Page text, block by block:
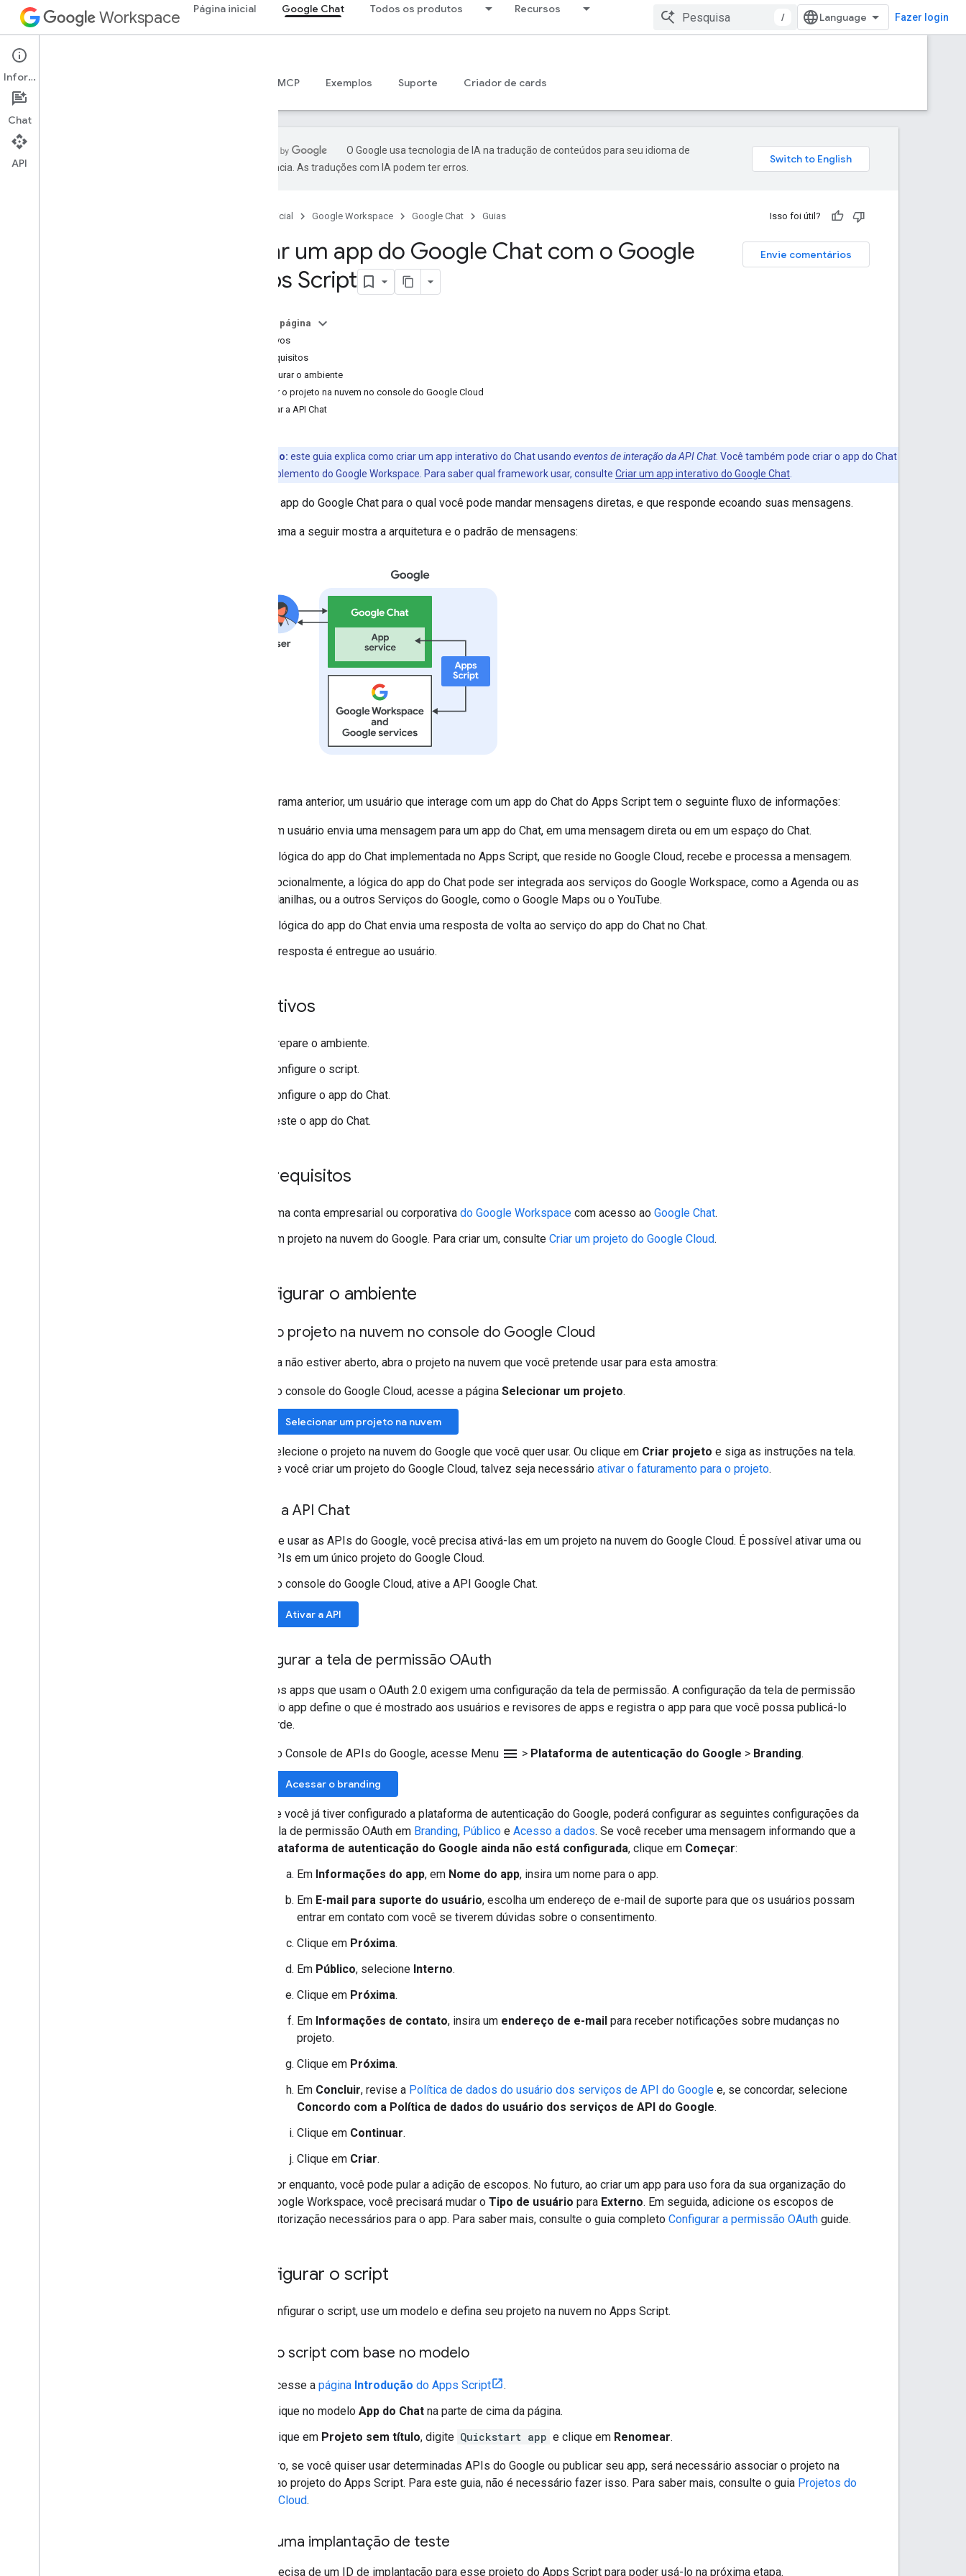
Workspace Página inicial Google Chat Todos os produtos Recursos
/ Fazer login
Google Chat
Visão geral Servidor MCP Exemplos Suporte Criador de cards
O Google usa tecnologia de IA na tradução de conteúdos para seu idioma de
preferência. As traduções com IA podem ter erros.
Página inicial Google Workspace Google Chat Guias Isso foi útil?
Envie comentários
Criar um app do Google Chat com o Google
Apps Script
Nesta página
Objetivos
Pré-requisitos
Configurar o ambiente
Abrir o projeto na nuvem no console do Google Cloud
Ativar a API Chat
Observação: este guia explica como criar um app interativo do Chat usando eventos de interação da API Chat. Você também pode criar o app do Chat
como um complemento do Google Workspace. Para saber qual framework usar, consulte Criar um app interativo do Google Chat
Crie um app do Google Chat para o qual você pode mandar mensagens diretas, e que responde ecoando suas mensagens.
O diagrama a seguir mostra a arquitetura e o padrão de mensagens:
No diagrama anterior, um usuário que interage com um app do Chat do Apps Script tem o seguinte fluxo de informações:
Um usuário envia uma mensagem para um app do Chat, em uma mensagem direta ou em um espaço do Chat.
A lógica do app do Chat implementada no Apps Script, que reside no Google Cloud, recebe e processa a mensagem.
Opcionalmente, a lógica do app do Chat pode ser integrada aos serviços do Google Workspace, como a Agenda ou as
Planilhas, ou a outros Serviços do Google, como o Google Maps ou o YouTube.
A lógica do app do Chat envia uma resposta de volta ao serviço do app do Chat no Chat.
A resposta é entregue ao usuário.
Objetivos
Prepare o ambiente.
Configure o script.
Configure o app do Chat.
Teste o app do Chat.
Pré-requisitos
Uma conta empresarial ou corporativa do Google Workspace com acesso ao Google Chat.
Um projeto na nuvem do Google. Para criar um, consulte Criar um projeto do Google Cloud.
Configurar o ambiente
Abrir o projeto na nuvem no console do Google Cloud
Se ainda não estiver aberto, abra o projeto na nuvem que você pretende usar para esta amostra:
No console do Google Cloud, acesse a página Selecionar um projeto.
Selecionar um projeto na nuvem
Selecione o projeto na nuvem do Google que você quer usar. Ou clique em Criar projeto e siga as instruções na tela.
Se você criar um projeto do Google Cloud, talvez seja necessário ativar o faturamento para o projeto.
Ativar a API Chat
Antes de usar as APIs do Google, você precisa ativá-las em um projeto na nuvem do Google Cloud. É possível ativar uma ou
mais APIs em um único projeto do Google Cloud.
No console do Google Cloud, ative a API Google Chat.
Ativar a API
Configurar a tela de permissão OAuth
Todos os apps que usam o OAuth 2.0 exigem uma configuração da tela de permissão. A configuração da tela de permissão
OAuth do app define o que é mostrado aos usuários e revisores de apps e registra o app para que você possa publicá-lo
mais tarde.
No Console de APIs do Google, acesse Menu menu > Plataforma de autenticação do Google > Branding.
Acessar o branding
Se você já tiver configurado a plataforma de autenticação do Google, poderá configurar as seguintes configurações da
tela de permissão OAuth em Branding, Público e Acesso a dados. Se você receber uma mensagem informando que a
plataforma de autenticação do Google ainda não está configurada, clique em Começar:
Em Informações do app, em Nome do app, insira um nome para o app.
Em E-mail para suporte do usuário, escolha um endereço de e-mail de suporte para que os usuários possam
entrar em contato com você se tiverem dúvidas sobre o consentimento.
Clique em Próxima.
Em Público, selecione Interno.
Clique em Próxima.
Em Informações de contato, insira um endereço de e-mail para receber notificações sobre mudanças no
projeto.
Clique em Próxima.
Em Concluir, revise a Política de dados do usuário dos serviços de API do Google e, se concordar, selecione
Concordo com a Política de dados do usuário dos serviços de API do Google.
Clique em Continuar.
Clique em Criar.
Por enquanto, você pode pular a adição de escopos. No futuro, ao criar um app para uso fora da sua organização do
Google Workspace, você precisará mudar o Tipo de usuário para Externo. Em seguida, adicione os escopos de
autorização necessários para o app. Para saber mais, consulte o guia completo Configurar a permissão OAuth guide.
Configurar o script
Para configurar o script, use um modelo e defina seu projeto na nuvem no Apps Script.
Criar o script com base no modelo
Acesse a página Introdução do Apps Script
.
Clique no modelo App do Chat na parte de cima da página.
Clique em Projeto sem título, digite Quickstart app e clique em Renomear.
No futuro, se você quiser usar determinadas APIs do Google ou publicar seu app, será necessário associar o projeto na
nuvem ao projeto do Apps Script. Para este guia, não é necessário fazer isso. Para saber mais, consulte o guia Projetos do
Google Cloud.
Criar uma implantação de teste
Você precisa de um ID de implantação para esse projeto do Apps Script para poder usá-lo na próxima etapa.
Informações
Chat
API